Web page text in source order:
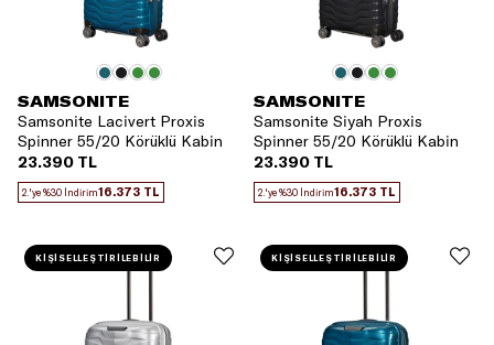
SAMSONITE
Samsonite Lacivert Proxis
Spinner 55/20 Körüklü Kabin
Boy Valiz
23.390 TL
2.'ye %30 İndirim16.373 TL
SAMSONITE
Samsonite Siyah Proxis
Spinner 55/20 Körüklü Kabin
Boy Valiz
23.390 TL
2.'ye %30 İndirim16.373 TL
KİŞİSELLEŞTİRİLEBİLİR KİŞİSELLEŞTİRİLEBİLİR